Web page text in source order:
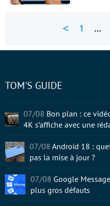
< 1 …
TOM'S GUIDE
07/08 Bon plan : ce
4K s’affiche avec une
07/08 Android 18 :
pas la mise à jour ?
07/08 Google
plus gros défauts